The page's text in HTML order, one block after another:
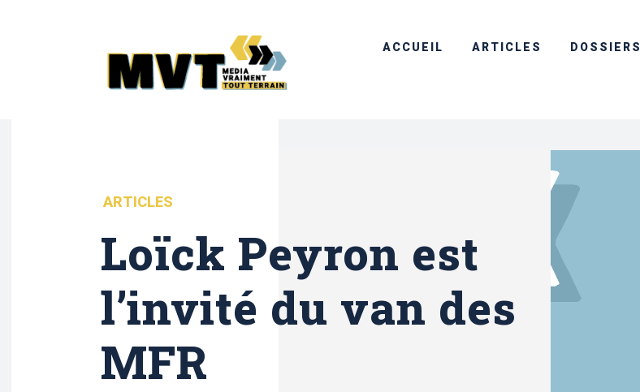
ACCUEIL ARTICLES DOSSIERS
ARTICLES
Loïck Peyron est
l’invité du van des
MFR